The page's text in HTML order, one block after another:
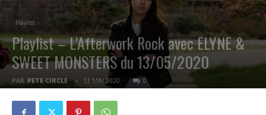
Playlist
Playlist – L’Afterwork Rock avec ELYNE &
SWEET MONSTERS du 13/05/2020
PAR PETE CIRCLE 13 MAI 2020 0